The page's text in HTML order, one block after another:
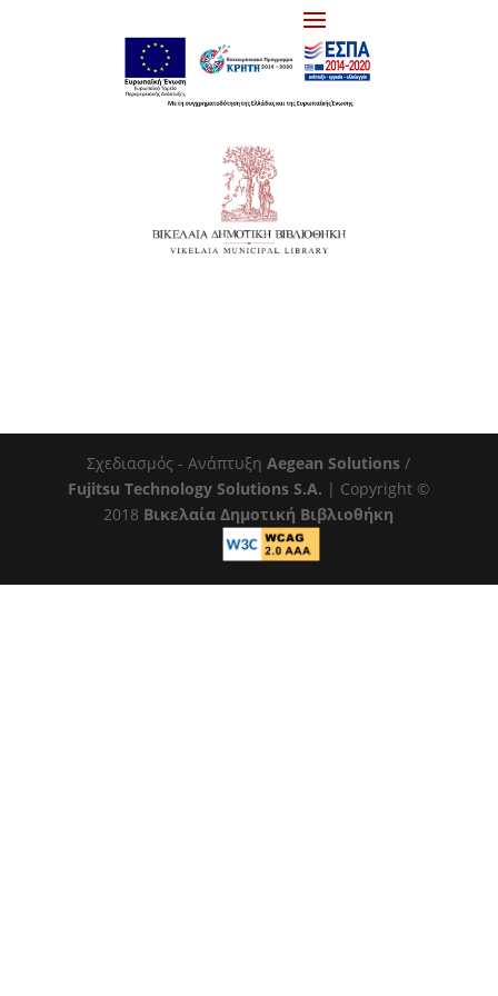
Σχεδιασμός - ΑνάπτυξηAegean Solutions /
Fujitsu Technology Solutions S.A. | Copyright ©
2018 Βικελαία Δημοτική Βιβλιοθήκη